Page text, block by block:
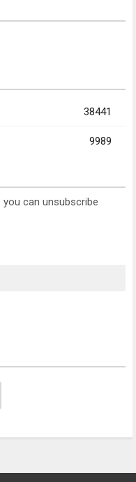
38441
9989
can unsubscribe